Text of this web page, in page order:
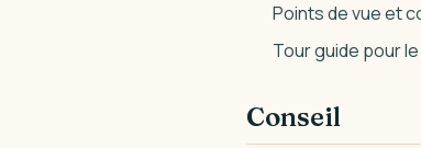
Points de vue et
Tour guide pour
Conseil